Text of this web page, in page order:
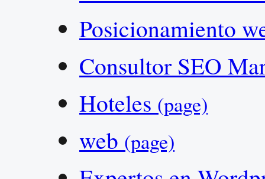
Posicionamiento
Consultor SEO
Hoteles (page)
web (page)